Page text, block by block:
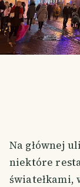
Na głównej
niektóre
światełkami,